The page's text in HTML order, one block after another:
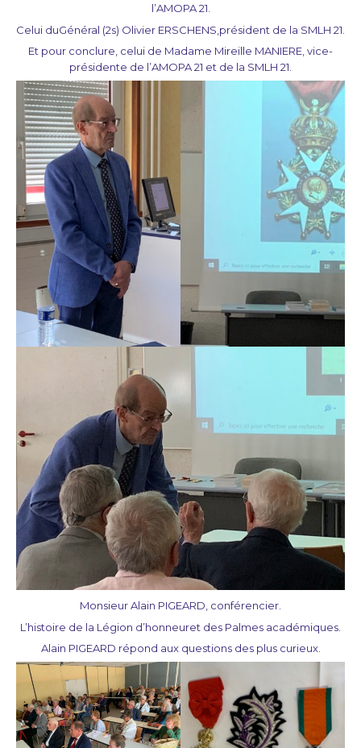
l’AMOPA 21.
Celui duGénéral (2s) Olivier ERSCHENS, président de la SMLH 21.
Et pour conclure, celui de Madame Mireille MANIERE, vice-
présidente de l’AMOPA 21 et de la SMLH 21.
Monsieur Alain PIGEARD, conférencier.
L’histoire de la Légion d’honneuret des Palmes académiques.
Alain PIGEARD répond aux questions des plus curieux.